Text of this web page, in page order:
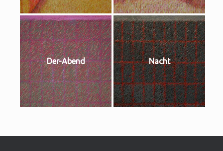
Der-Abend Nacht